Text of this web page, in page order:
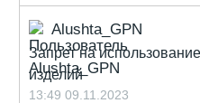
Alushta_GPN
Запрет на
изделий
13:49 09.11.2023